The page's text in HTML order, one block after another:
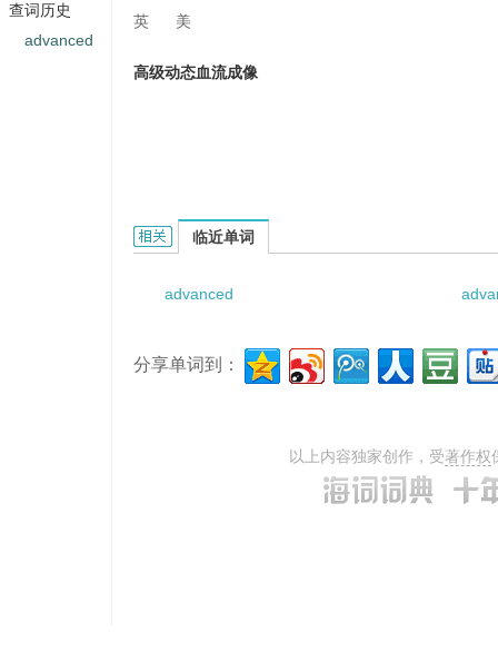
英 美
高级动态血流成像
advanced dynamic flowing的相关资料：
临近单词
advanced
分享单词到：
以上内容独家创作，受著作权
查词历史
advanced